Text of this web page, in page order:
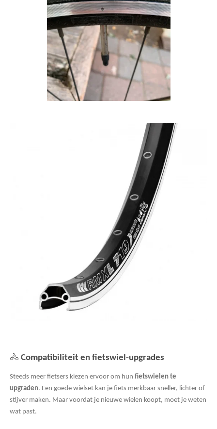
🚴 Compatibiliteit en fietswiel-upgrades
Steeds meer fietsers kiezen ervoor om hun fietswielen te
upgraden. Een goede wielset kan je fiets merkbaar sneller, lichter of
stijver maken. Maar voordat je nieuwe wielen koopt, moet je weten
wat past.